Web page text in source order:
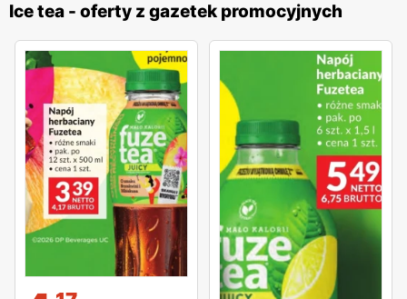
Ice tea - oferty z gazetek promocyjnych